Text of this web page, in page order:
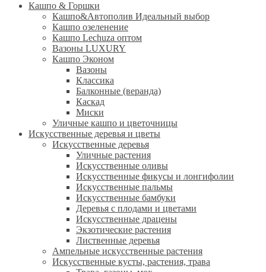
Кашпо & Горшки
Кашпо&Автополив Идеальный выбор
Кашпо озеленение
Кашпо Lechuza оптом
Вазоны LUXURY
Кашпо Эконом
Вазоны
Классика
Балконные (веранда)
Каскад
Миски
Уличные кашпо и цветочницы
Искусственные деревья и цветы
Искусственные деревья
Уличные растения
Искусственные оливы
Искусственные фикусы и лонгифолии
Искусственные пальмы
Искусственные бамбуки
Деревья с плодами и цветами
Искусственные драцены
Экзотические растения
Лиственные деревья
Ампельные искусственные растения
Искусственные кусты, растения, трава